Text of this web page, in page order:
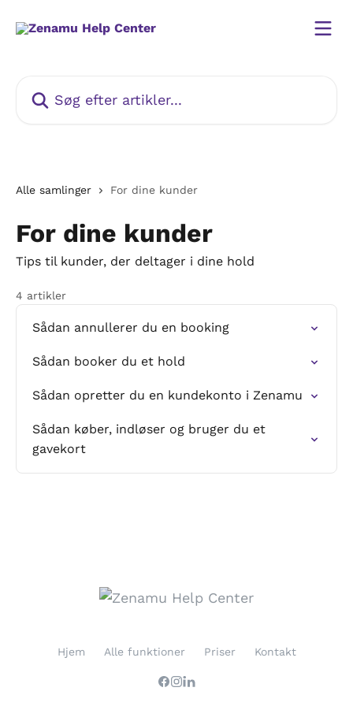
Alle samlinger For dine kunder
For dine kunder
Tips til kunder, der deltager i dine hold
4 artikler
Sådan annullerer du en booking
Sådan booker du et hold
Sådan opretter du en kundekonto i Zenamu
Sådan køber, indløser og bruger du et
gavekort
Hjem Alle funktioner Priser Kontakt